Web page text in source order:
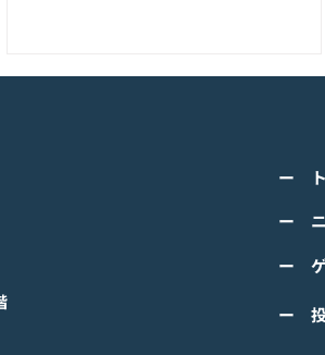
超伝導体！最高のスリックバ
ス】 K-POPアイドル応援アプリ
体！最高のスリックバック・チャ
ー
ー ニ
ー ゲ
ー 投